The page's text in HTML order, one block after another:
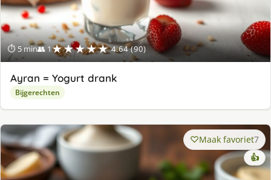
⏱ 5 min👥 1★★★★★ 4.64 (90)
Ayran = Yogurt drank
Bijgerechten
Maak favoriet7
👍